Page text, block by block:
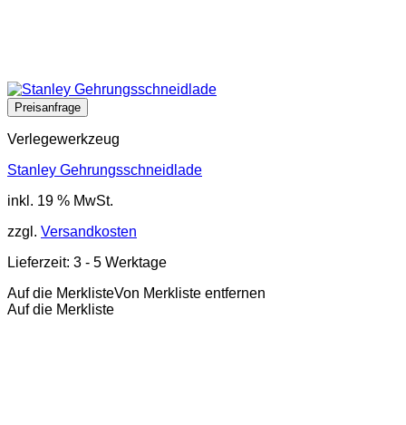
Verlegewerkzeug
Stanley Gehrungsschneidlade
inkl. 19 % MwSt.
zzgl. Versandkosten
Lieferzeit: 3 - 5 Werktage
Auf die MerklisteVon Merkliste entfernen
Auf die Merkliste